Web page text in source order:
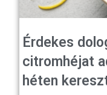
Érdekes
citromhéjat
héten